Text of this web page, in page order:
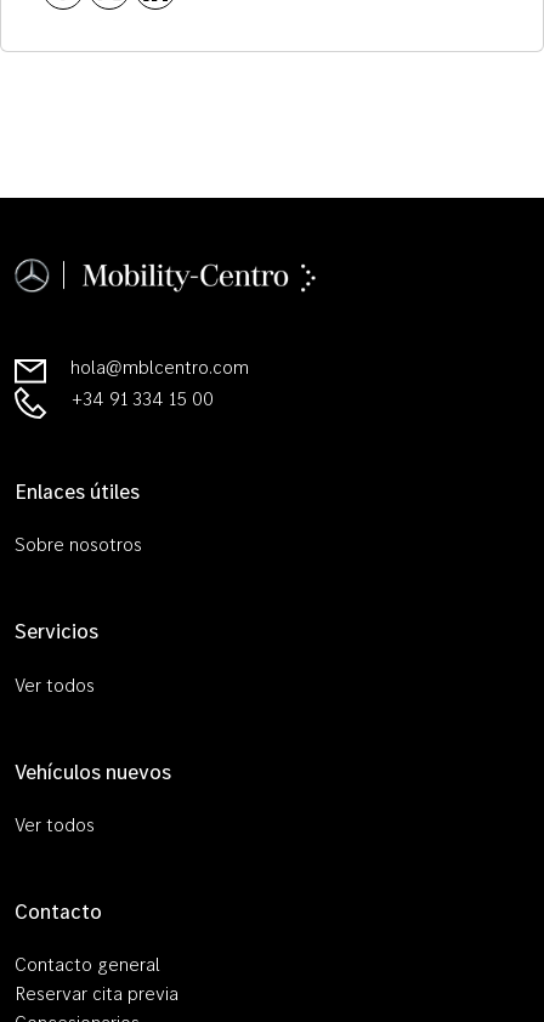
hola@mblcentro.com
+34 91 334 15 00
Enlaces útiles
Sobre nosotros
Servicios
Ver todos
Vehículos nuevos
Ver todos
Contacto
Contacto general
Reservar cita previa